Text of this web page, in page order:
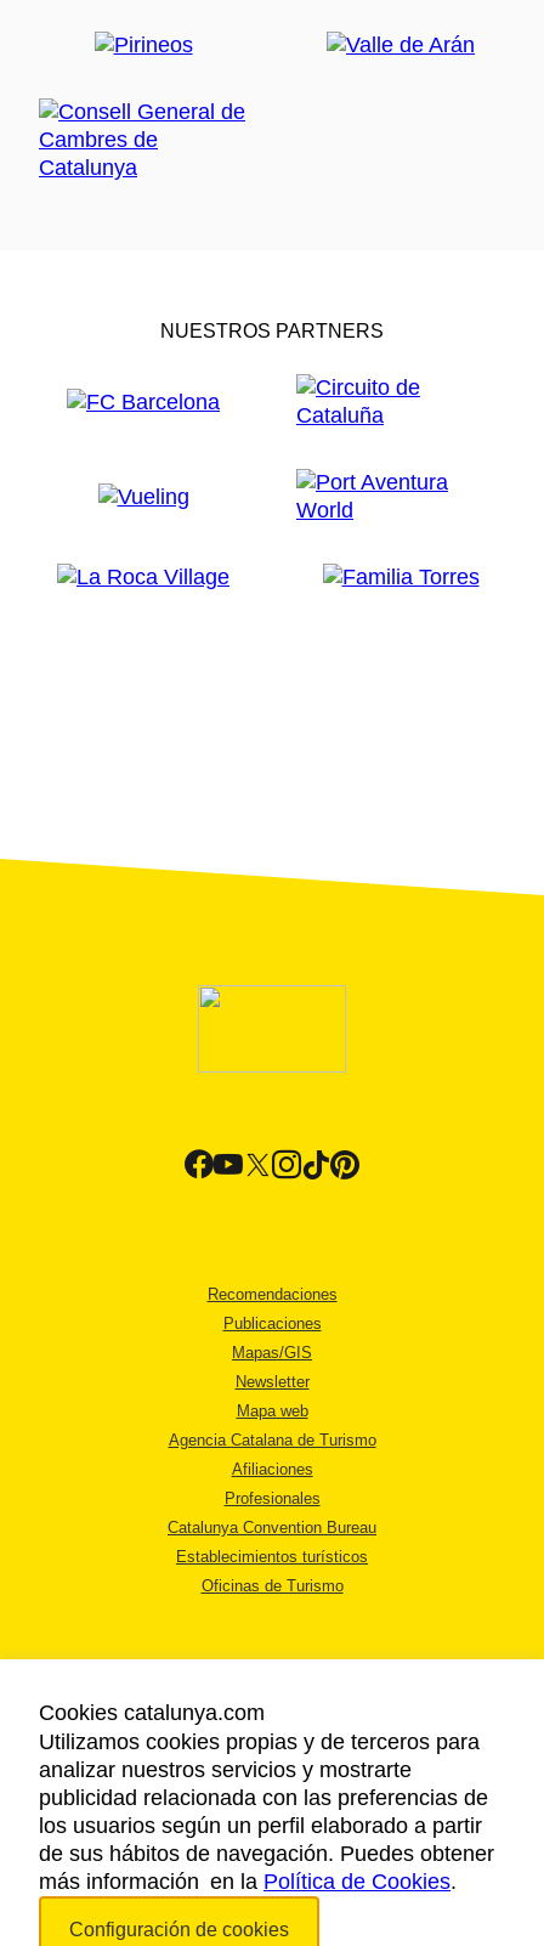
NUESTROS PARTNERS
Recomendaciones
Publicaciones
Mapas/GIS
Newsletter
Mapa web
Agencia Catalana de Turismo
Afiliaciones
Profesionales
Catalunya Convention Bureau
Establecimientos turísticos
Oficinas de Turismo
AVISO LEGAL
POLÍTICA DE PRIVACIDAD
COOKIES
ACCESSIBILIDAD
Copyright © 2026. Agencia Catalana de Turismo. Todos los derechos
Cookies catalunya.com
Utilizamos cookies propias y de terceros para
analizar nuestros servicios y mostrarte
publicidad relacionada con las preferencias de
los usuarios según un perfil elaborado a partir
de sus hábitos de navegación. Puedes obtener
más información en la Política de Cookies.
Configuración de cookies